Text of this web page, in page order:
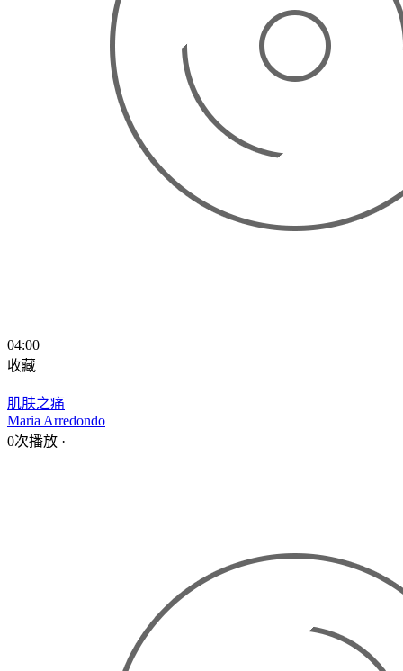
04:00
收藏
肌肤之痛
Maria Arredondo
0次播放 ·